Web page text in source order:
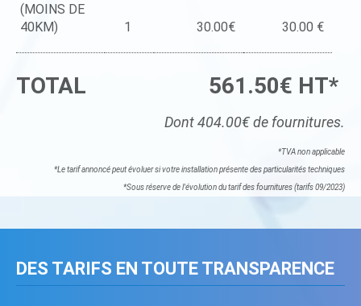
(MOINS DE
40KM)
1 30.00€ 30.00 €
TOTAL 561.50€ HT*
Dont 404.00€ de fournitures.
*TVA non applicable
*Le tarif annoncé peut évoluer si votre installation présente des particularités techniques
*Sous réserve de l'évolution du tarif des fournitures (tarifs 09/2023)
DES TARIFS EN TOUTE TRANSPARENCE